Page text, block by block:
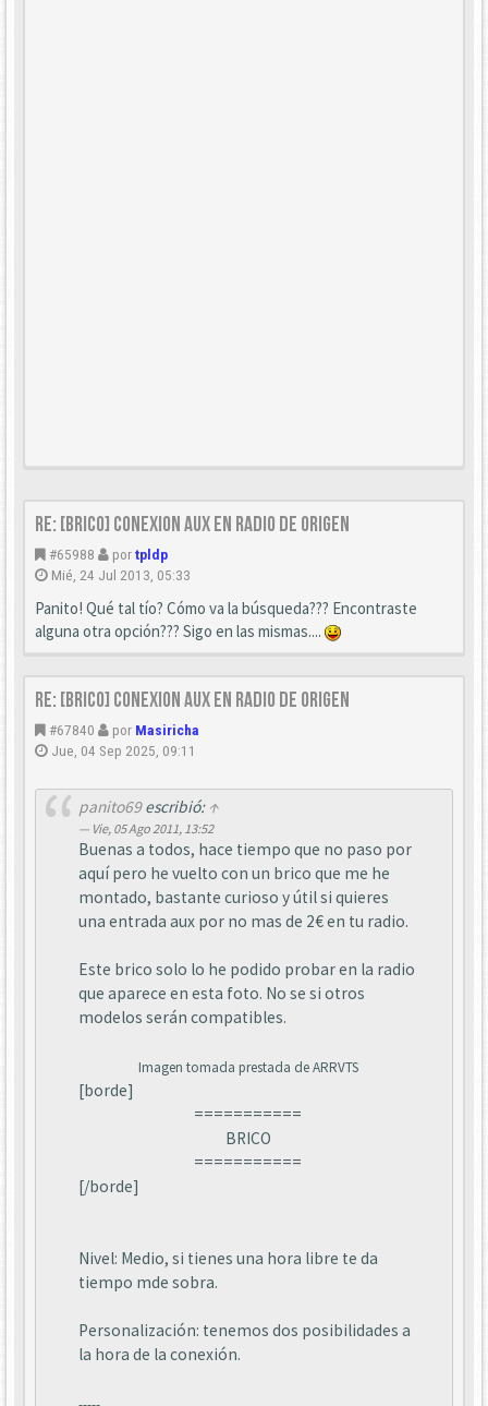
Re: [Brico] Conexion AUX en radio de origen
#65988 portpldp
Mié, 24 Jul 2013, 05:33
Panito! Qué tal tío? Cómo va la búsqueda??? Encontraste
alguna otra opción??? Sigo en las mismas....
Re: [Brico] Conexion AUX en radio de origen
#67840 por Masiricha
Jue, 04 Sep 2025, 09:11
panito69escribió: ↑
Vie, 05 Ago 2011, 13:52
Buenas a todos, hace tiempo que no paso por
aquí pero he vuelto con un brico que me he
montado, bastante curioso y útil si quieres
una entrada aux por no mas de 2€ en tu radio.
Este brico solo lo he podido probar en la radio
que aparece en esta foto. No se si otros
modelos serán compatibles.
Imagen tomada prestada de ARRVTS
[borde]
===========
BRICO
===========
[/borde]
Nivel: Medio, si tienes una hora libre te da
tiempo mde sobra.
Personalización: tenemos dos posibilidades a
la hora de la conexión.